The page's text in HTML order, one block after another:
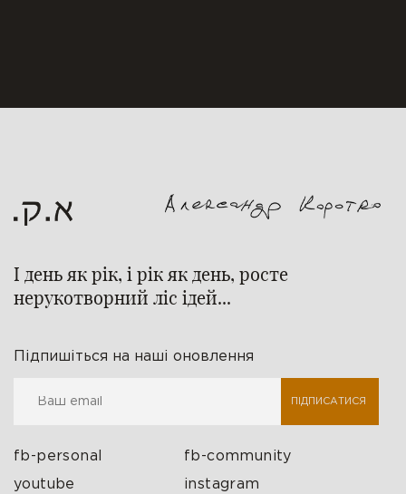
І день як рік, і рік як день, росте
нерукотворний ліс ідей...
Підпишіться на наші оновлення
ПІДПИСАТИСЯ
fb-personal fb-community
youtube instagram